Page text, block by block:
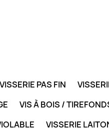
VISSERIE PAS FIN
VIS À BOIS /
VISSERIE